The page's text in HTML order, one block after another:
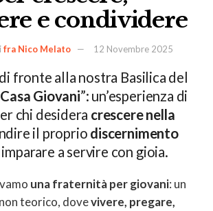
e condividere
fra Nico Melato 12 Novembre 2025
fronte alla nostra Basilica del
Casa Giovani”: un’esperienza di
chi desidera crescere nella
il proprio discernimento
a servire con gioia.
una fraternità per giovani: un
teorico, dovevivere, pregare,